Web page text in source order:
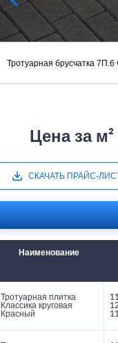
Тротуарная брусчатка 7П.6
Цена за
СКАЧАТЬ ПРАЙС-
Наименование
Тротуарная плитка
Классика круговая
Красный